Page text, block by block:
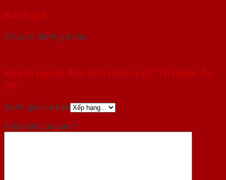
Đánh giá
Chưa có đánh giá nào.
Hãy là người đầu tiên nhận xét “Tủ Quần Áo
69”
Đánh giá của bạn
Nhận xét của bạn *